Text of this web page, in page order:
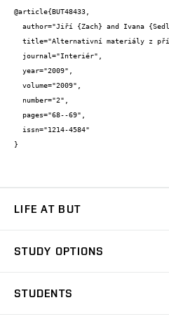
@article{BUT48433,
}
LIFE AT BUT
Dormitories
STUDY OPTIONS
STUDENTS